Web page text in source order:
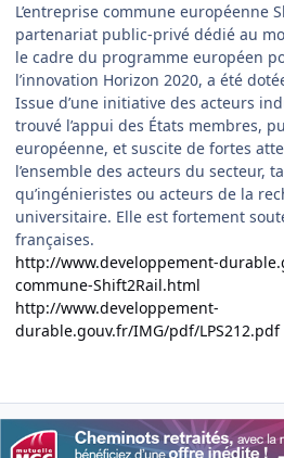
L’entreprise commune européenne
partenariat public-privé dédié au
le cadre du programme européen
l’innovation Horizon 2020, a été
Issue d’une initiative des acteurs
trouvé l’appui des États membres,
européenne, et suscite de fortes
l’ensemble des acteurs du secteur,
qu’ingénieristes ou acteurs de la
universitaire. Elle est fortement
françaises.
http://www.developpement-
commune-Shift2Rail.html
http://www.developpement-
durable.gouv.fr/IMG/pdf/LPS212.pdf